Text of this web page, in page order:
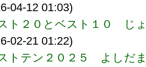
04-12 01:03)
ト２０とベスト１０ じ
02-21 01:22)
トテン２０２５ よしだ